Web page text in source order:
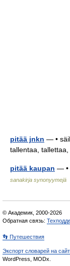
pitää jnkn — •
tallentaa,
pitää kaupan — •
sanakirja synonyymejä
© Академик, 2000-2026
Обратная связь:
👣 Путешествия
Экспорт словарей на
WordPress, MODx.